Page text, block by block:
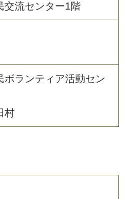
交流センター1階
ボランティア活動セン
村